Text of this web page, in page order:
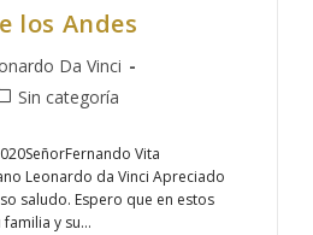
los Andes
Da Vinci
Sin categoría
Vita
Leonardo da Vinci Apreciado
saludo. Espero que en estos
y su…